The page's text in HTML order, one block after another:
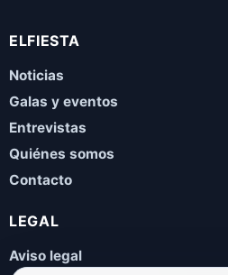
ELFIESTA
Noticias
Galas y eventos
Entrevistas
Quiénes somos
Contacto
LEGAL
Aviso legal